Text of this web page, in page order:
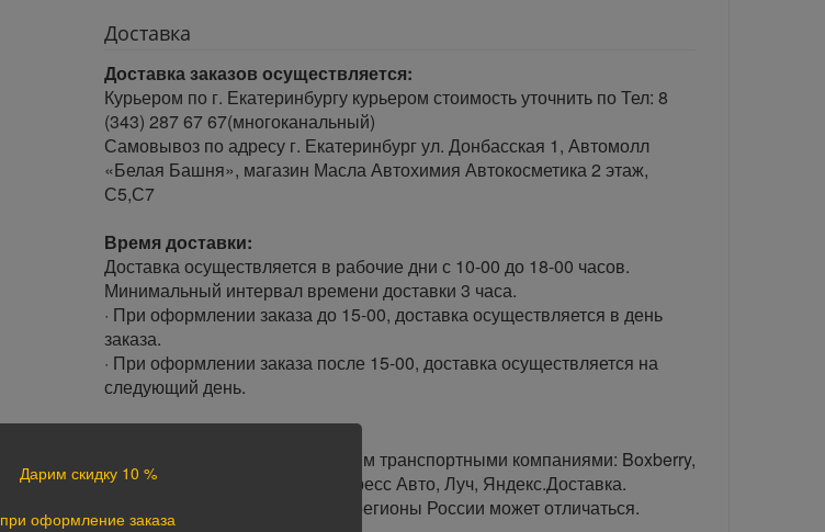
Доставка
Доставка заказов осуществляется:
Курьером по г. Екатеринбургу курьером стоимость уточнить по Тел: 8
(343) 287 67 67(многоканальный)
Самовывоз по адресу г. Екатеринбург ул. Донбасская 1, Автомолл
«Белая Башня», магазин Масла Автохимия Автокосметика 2 этаж,
С5,С7
Время доставки:
Доставка осуществляется в рабочие дни с 10-00 до 18-00 часов.
Минимальный интервал времени доставки 3 часа.
· При оформлении заказа до 15-00, доставка осуществляется в день
заказа.
· При оформлении заказа после 15-00, доставка осуществляется на
следующий день.
В любой уголок России доставим транспортными компаниями: Boxberry,
Почта России, ПЭК, GTD, Экспресс Авто, Луч, Яндекс.Доставка.
Стоимость доставки в разные регионы России может отличаться.
Дарим скидку 10 %
при оформление заказа